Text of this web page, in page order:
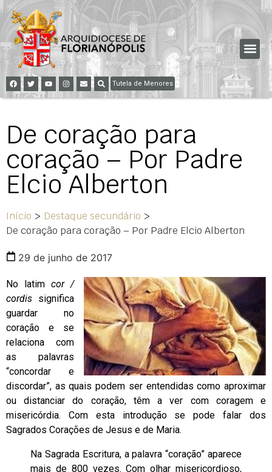
Tutela de Menores
De coração para
coração – Por Padre
Elcio Alberton
Início > Destaque secundário >
De coração para coração – Por Padre Elcio Alberton
29 de junho de 2017
No latim cor /
cordis significa
guardar no
coração e se
relaciona com
as palavras
“concordar e
discordar”, as quais podem ser entendidas como aproximar
ou distanciar do coração, têm a ver com coragem e
misericórdia. Com esta introdução se pode falar dos
Sagrados Corações de Jesus e de Maria.
Na Sagrada Escritura, a palavra “coração” aparece
mais de 800 vezes. Com olhar misericordioso,